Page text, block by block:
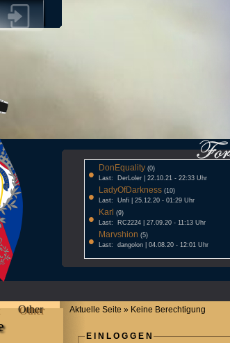
• DonEquality(0)
Last: DerLoler | 22.10.21 - 22:33 Uhr
• LadyOfDarkness(10)
Last: Unfi | 25.12.20 - 01:29 Uhr
• Karl (9)
Last: RC2224 | 27.09.20 - 11:13 Uhr
• Marvshion (5)
Last: dangolon | 04.08.20 - 12:01 Uhr
Other Aktuelle Seite » Keine Berechtigung
E I N L O G G E N